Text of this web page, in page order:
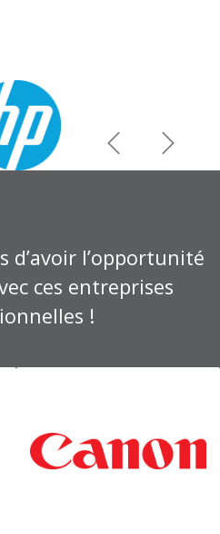
PrécédentSuivant
d’avoir l’opportunité
ces entreprises
!